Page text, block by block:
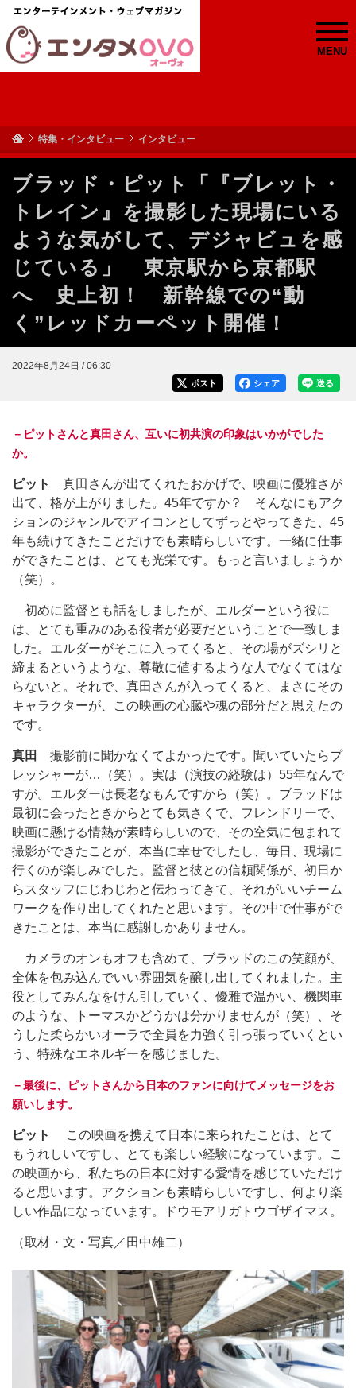
MENU
特集・インタビュー インタビュー
ブラッド・ピット「『ブレット・
トレイン』を撮影した現場にいる
ような気がして、デジャビュを感
じている」 東京駅から京都駅
へ 史上初！ 新幹線での“動
く”レッドカーペット開催！
2022年8月24日 / 06:30
送る
シェア
ポスト
－ピットさんと真田さん、互いに初共演の印象はいかがでした
か。
ピット
真田さんが出てくれたおかげで、映画に優雅さが
出て、格が上がりました。45年ですか？ そんなにもアク
ションのジャンルでアイコンとしてずっとやってきた、45
年も続けてきたことだけでも素晴らしいです。一緒に仕事
ができたことは、とても光栄です。もっと言いましょうか
（笑）。
初めに監督とも話をしましたが、エルダーという役に
は、とても重みのある役者が必要だということで一致しま
した。エルダーがそこに入ってくると、その場がズシリと
締まるというような、尊敬に値するような人でなくてはな
らないと。それで、真田さんが入ってくると、まさにその
キャラクターが、この映画の心臓や魂の部分だと思えたの
です。
真田 撮影前に聞かなくてよかったです。聞いていたらプ
レッシャーが…（笑）。実は（演技の経験は）55年なんで
すが。エルダーは長老なもんですから（笑）。ブラッドは
最初に会ったときからとても気さくで、フレンドリーで、
映画に懸ける情熱が素晴らしいので、その空気に包まれて
撮影ができたことが、本当に幸せでしたし、毎日、現場に
行くのが楽しみでした。監督と彼との信頼関係が、初日か
らスタッフにじわじわと伝わってきて、それがいいチーム
ワークを作り出してくれたと思います。その中で仕事がで
きたことは、本当に感謝しかありません。
カメラのオンもオフも含めて、ブラッドのこの笑顔が、
全体を包み込んでいい雰囲気を醸し出してくれました。主
役としてみんなをけん引していく、優雅で温かい、機関車
のような、トーマスかどうかは分かりませんが（笑）、そ
うした柔らかいオーラで全員を力強く引っ張っていくとい
う、特殊なエネルギーを感じました。
－最後に、ピットさんから日本のファンに向けてメッセージをお
願いします。
ピット
この映画を携えて日本に来られたことは、とて
もうれしいですし、とても楽しい経験になっています。こ
の映画から、私たちの日本に対する愛情を感じていただけ
ると思います。アクションも素晴らしいですし、何より楽
しい作品になっています。ドウモアリガトウゴザイマス。
（取材・文・写真／田中雄二）